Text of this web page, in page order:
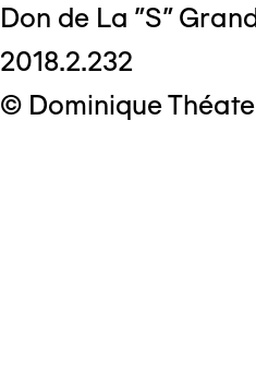
Don de La "S"
2018.2.232
© Dominique